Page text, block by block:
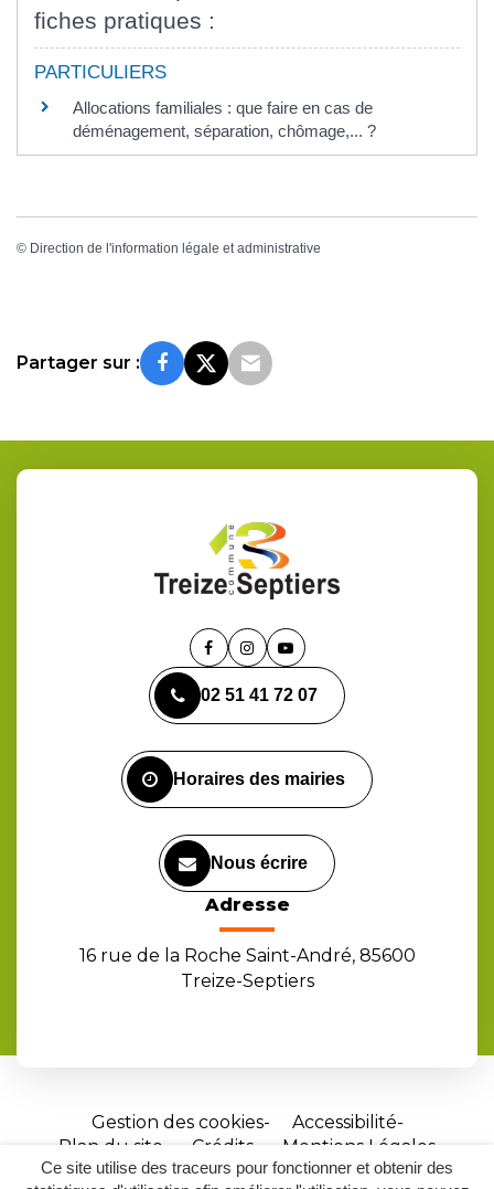
Ce site utilise des traceurs pour fonctionner et obtenir des
fiches pratiques :
PARTICULIERS
Allocations familiales : que faire en cas de
déménagement, séparation, chômage,... ?
© Direction de l'information légale et administrative
Partager sur :
Lien
le
compte
Lien
le
compte
Lien
la
chaîne
02 51 41 72 07
Horaires des mairies
Nous écrire
Adresse
16 rue de la Roche Saint-André, 85600
Treize-Septiers
Gestion des cookies
Accessibilité
Plan du site
Crédits
Mentions Légales